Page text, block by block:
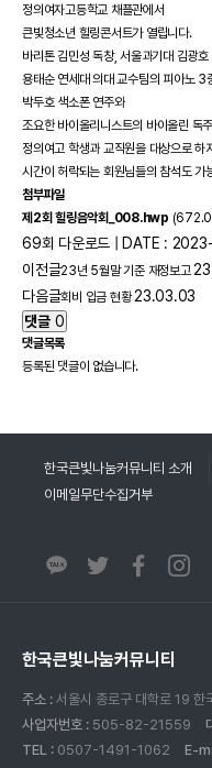
정의여자고등학교 채플관에서
큰빛청소년 힐링콘서트가 열립니다.
바리톤 김민성 독창, 서울과기대 김광
용태순 연세대 의대 교수팀의 피아노 3
박두호 색소폰 연주와
조요한 바이올리니스트의 바이올린 독
정의여고 학생과 교직원을 대상으로 하
시간이 허락되는 회원님들의 참석도 가
첨부파일
제2회 힐링음악회_008.hwp
69회 다운로드 | DATE :
이전글23년 5월말 기준 재정보고
다음글회비 입금 현황23.03.03
댓글 0
댓글목록
등록된 댓글이 없습니다.
한국큰빛나눔커뮤니티 소개
이메일무단수집거부
한국큰빛나눔커뮤니티
주소 : 서울시 종로구 대학로 19
사업자번호 : 505-82-21559
TEL : 0507-1491-1062 E-